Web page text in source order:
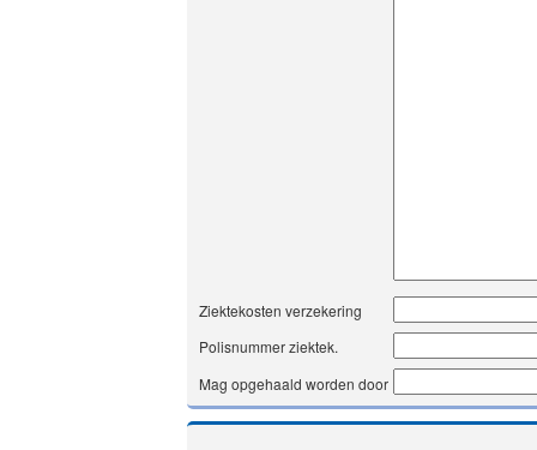
Ziektekosten verzekering
Polisnummer ziektek.
Mag opgehaald worden door